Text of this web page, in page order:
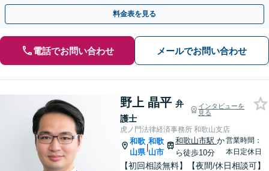
ださい。【電話・メール・WEB相談可】
料金表を見る
電話でお問い合わせ メールでお問い合わせ
野上 晶平 弁
護士
インタビューを
見る
虎ノ門法律経済事務所 和歌山支店
和歌
山県
|
和歌
山市
和歌山市駅 か
ら徒歩10分
営業時間：
本日定休日
【初回相談無料】【夜間/休日相談可】